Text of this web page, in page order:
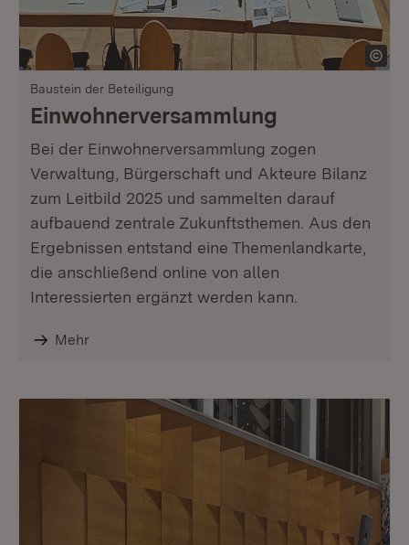
Baustein der Beteiligung
Einwohnerversammlung
Bei der Einwohnerversammlung zogen
Verwaltung, Bürgerschaft und Akteure Bilanz
zum Leitbild 2025 und sammelten darauf
aufbauend zentrale Zukunftsthemen. Aus den
Ergebnissen entstand eine Themenlandkarte,
die anschließend online von allen
Interessierten ergänzt werden kann.
Mehr